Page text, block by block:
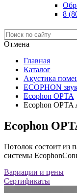
8
Отмена
Главная
Каталог
Акустика
ECOPHON
Ecophon OPTA
Ecophon OPTA
Ecophon
Потолок состоит из
системы
Вариации и цены
Сертификаты